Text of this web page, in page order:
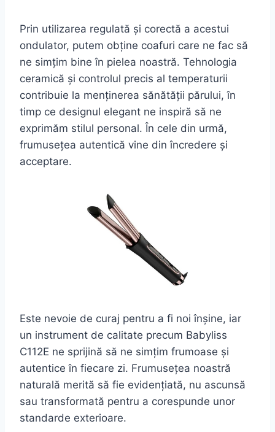
Prin utilizarea regulată și corectă a acestui
ondulator, putem obține coafuri care ne fac să
ne simțim bine în pielea noastră. Tehnologia
ceramică și controlul precis al temperaturii
contribuie la menținerea sănătății părului, în
timp ce designul elegant ne inspiră să ne
exprimăm stilul personal. În cele din urmă,
frumusețea autentică vine din încredere și
acceptare.
Este nevoie de curaj pentru a fi noi înșine, iar
un instrument de calitate precum Babyliss
C112E ne sprijină să ne simțim frumoase și
autentice în fiecare zi. Frumusețea noastră
naturală merită să fie evidențiată, nu ascunsă
sau transformată pentru a corespunde unor
standarde exterioare.